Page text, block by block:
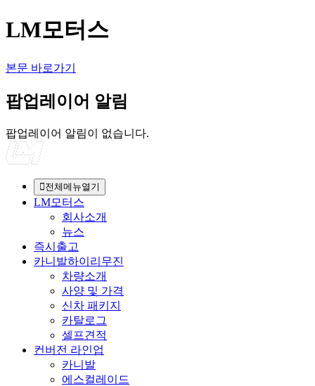
LM모터스
본문 바로가기
팝업레이어 알림
팝업레이어 알림이 없습니다.
전체메뉴열기
LM모터스
회사소개
뉴스
즉시출고
카니발하이리무진
차량소개
사양 및 가격
신차 패키지
카탈로그
셀프견적
컨버전 라인업
카니발
에스컬레이드